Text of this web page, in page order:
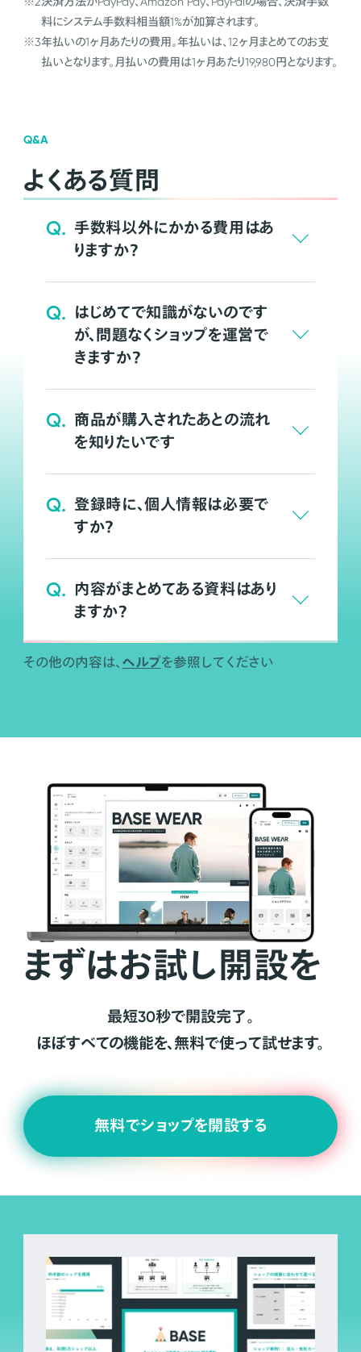
料にシステム手数料相当額1%が加算されます。
※3年払いの1ヶ月あたりの費用。年払いは、12ヶ月まとめてのお支
払いとなります。月払いの費用は1ヶ月あたり19,980円となります。
Q&A
よくある質問
Q. 手数料以外にかかる費用はあ
りますか？
Q. はじめてで知識がないのです
が、問題なくショップを運営で
きますか？
Q. 商品が購入されたあとの流れ
を知りたいです
Q. 登録時に、個人情報は必要で
すか？
Q. 内容がまとめてある資料はあり
ますか？
その他の内容は、 ヘルプを参照してください
まずはお試し開設を
最短30秒で開設完了。
ほぼすべての機能を、無料で使って試せます。
無料でショップを開設する